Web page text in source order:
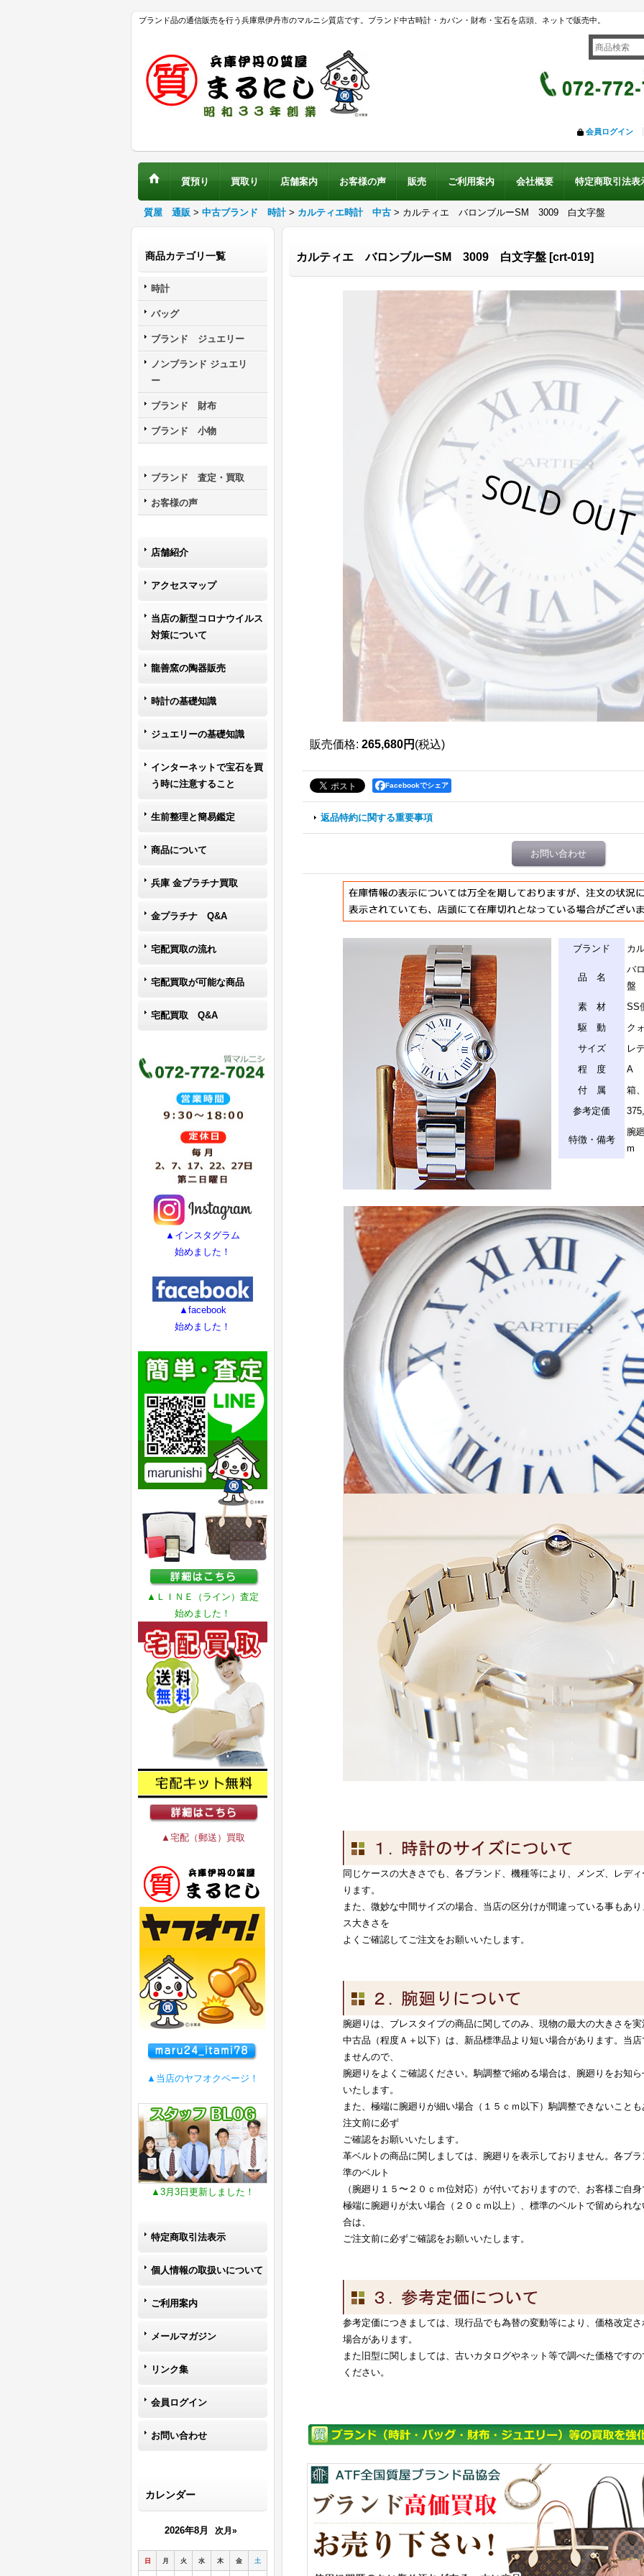
ブランド品の通信販売を行う兵庫県伊丹市のマルニシ質店です。ブランド中古時計・カバン・財布・宝石を店頭、ネットで販売中。
会員ログイン
質預り 買取り 店舗案内 お客様の声 販売 ご利用案内 会社概要 特定商取引法表
質屋 通販 > 中古ブランド 時計 > カルティエ時計 中古 > カルティエ バロンブルーSM 3009 白文字盤
商品カテゴリ一覧
時計
バッグ
ブランド ジュエリー
ノンブランド ジュエリ
ー
ブランド 財布
ブランド 小物
ブランド 査定・買取
お客様の声
店舗紹介
アクセスマップ
当店の新型コロナウイルス
対策について
龍善窯の陶器販売
時計の基礎知識
ジュエリーの基礎知識
インターネットで宝石を買
う時に注意すること
生前整理と簡易鑑定
商品について
兵庫 金プラチナ買取
金プラチナ Q&A
宅配買取の流れ
宅配買取が可能な商品
宅配買取 Q&A
▲インスタグラム
始めました！
▲facebook
始めました！
▲ＬＩＮＥ（ライン）査定
始めました！
▲宅配（郵送）買取
▲当店のヤフオクページ！
▲3月3日更新しました！
特定商取引法表示
個人情報の取扱いについて
ご利用案内
メールマガジン
リンク集
会員ログイン
お問い合わせ
カレンダー
2026年8月 次月»
日 月 火 水 木 金 土
カルティエ バロンブルーSM 3009 白文字盤 [crt-019]
販売価格: 265,680円 (税込)
Facebookでシェア
返品特約に関する重要事項
お問い合わせ
ブランド カ
品 名
バ
盤
素 材
SS
駆 動
ク
サイズ
レ
程 度
A
付 属
箱
参考定価
特徴・備考
腕
m
同じケースの大きさでも、各ブランド、機種等により、メンズ、レデ
ります。
また、微妙な中間サイズの場合、当店の区分けが間違っている事もあ
ス大きさを
よくご確認してご注文をお願いいたします。
腕廻りは、ブレスタイプの商品に関してのみ、現物の最大の大きさを
中古品（程度Ａ＋以下）は、新品標準品より短い場合があります。当
ませんので、
腕廻りをよくご確認ください。駒調整で縮める場合は、腕廻りをお知
いたします。
また、極端に腕廻りが細い場合（１５ｃｍ以下）駒調整できないこと
注文前に必ず
ご確認をお願いいたします。
革ベルトの商品に関しましては、腕廻りを表示しておりません。各ブ
準のベルト
（腕廻り１５〜２０ｃｍ位対応）が付いておりますので、お客様ご自
極端に腕廻りが太い場合（２０ｃｍ以上）、標準のベルトで留められ
合は、
ご注文前に必ずご確認をお願いいたします。
参考定価につきましては、現行品でも為替の変動等により、価格改定
場合があります。
また旧型に関しましては、古いカタログやネット等で調べた価格です
ください。